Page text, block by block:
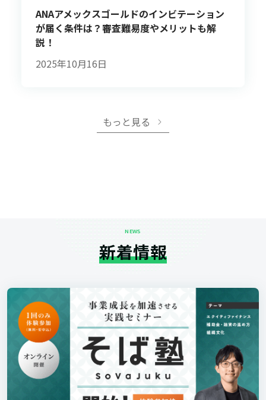
ANAアメックスゴールドのインビテーション
が届く条件は？審査難易度やメリットも解
説！
2025年10月16日
もっと見る
NEWS
新着情報